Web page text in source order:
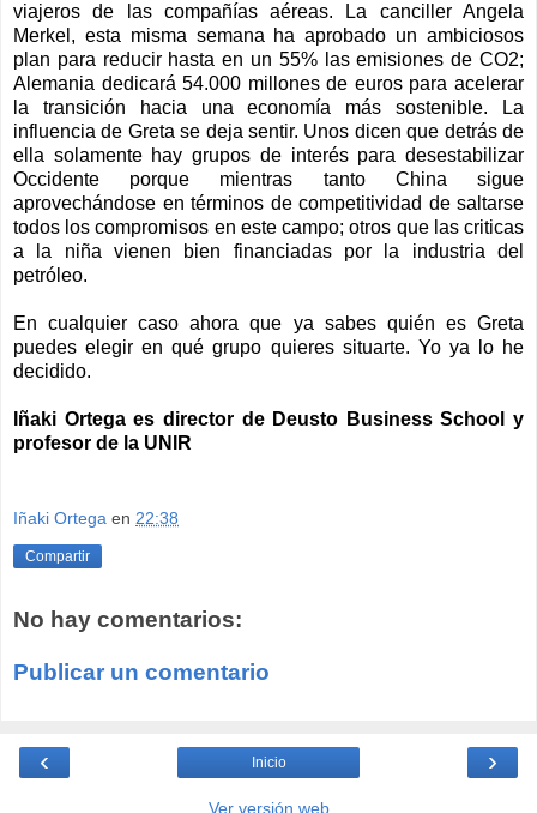
viajeros de las compañías aéreas. La canciller Angela
Merkel, esta misma semana ha aprobado un ambiciosos
plan para reducir hasta en un 55% las emisiones de CO2;
Alemania dedicará 54.000 millones de euros para acelerar
la transición hacia una economía más sostenible. La
influencia de Greta se deja sentir. Unos dicen que detrás de
ella solamente hay grupos de interés para desestabilizar
Occidente porque mientras tanto China sigue
aprovechándose en términos de competitividad de saltarse
todos los compromisos en este campo; otros que las criticas
a la niña vienen bien financiadas por la industria del
petróleo.
En cualquier caso ahora que ya sabes quién es Greta
puedes elegir en qué grupo quieres situarte. Yo ya lo he
decidido.
Iñaki Ortega es director de Deusto Business School y
profesor de la UNIR
Iñaki Ortega en 22:38
Compartir
No hay comentarios:
Publicar un comentario
‹ ›
Inicio
Ver versión web